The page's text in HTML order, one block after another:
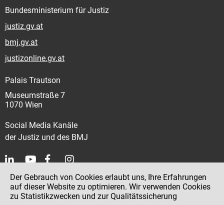
Bundesministerium für Justiz
justiz.gv.at
bmj.gv.at
justizonline.gv.at
Palais Trautson
Museumstraße 7
1070 Wien
Social Media Kanäle
der Justiz und des BMJ
Kontakt
Impressum
Der Gebrauch von Cookies erlaubt uns, Ihre Erfahrungen
auf dieser Website zu optimieren. Wir verwenden Cookies
zu Statistikzwecken und zur Qualitätssicherung